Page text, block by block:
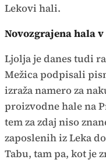
Lekovi hali.
Novozgrajena hala
Ljolja je danes tudi
Mežica podpisali
izraža namero za
proizvodne hale na
tem za zdaj niso
zaposlenih iz Leka
Tabu, tam pa, kot je